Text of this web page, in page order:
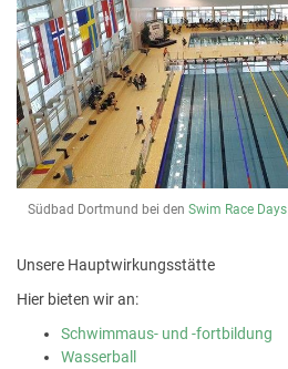
Südbad Dortmund bei den Swim Race Days
Unsere Hauptwirkungsstätte
Hier bieten wir an:
Schwimmaus- und -fortbildung
Wasserball